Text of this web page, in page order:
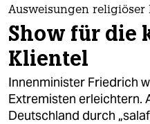
themen
politik
öko
gesellschaft
Ausweisungen religiöser
Show für die
Klientel
Innenminister Friedrich
Extremisten erleichtern.
Deutschland durch